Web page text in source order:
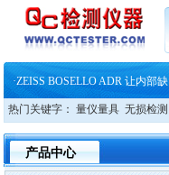
蔡司软件 | 高效变形分析能
铸就AI服务器质量动脉 – 高
· ZEISS BOSELLO ADR 让内部缺
·蔡司和亿纬锂能达成战略合作
·大牌云集 买家升级 ——26
热门关键字： 量仪量具 无损检测
产品中心